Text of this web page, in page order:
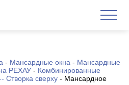
- Мансардные окна - Мансардные
РЕХАУ - Комбинированные
Створка сверху - Мансардное